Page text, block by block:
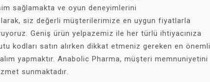
sağlamakta ve oyun deneyimlerini
siz değerli müşterilerimize en uygun fiyatlarla
Geniş ürün yelpazemiz ile her türlü ihtiyacınıza
kodları satın alırken dikkat etmeniz gereken en önemli
yapmaktır. Anabolic Pharma, müşteri memnuniyetini
sunmaktadır.